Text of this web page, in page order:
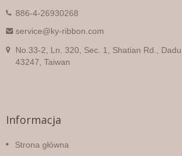
886-4-26930268
service@ky-ribbon.com
No.33-2, Ln. 320, Sec. 1, Shatian Rd.,
43247, Taiwan
Informacja
Strona główna